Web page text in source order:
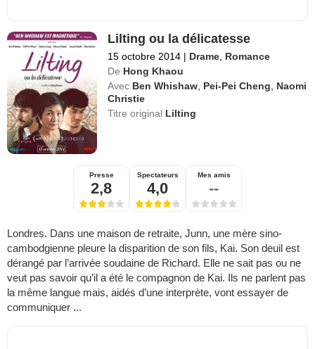
Lilting ou la délicatesse
15 octobre 2014 | Drame, Romance
De Hong Khaou
Avec Ben Whishaw, Pei-Pei Cheng, Naomi
Christie
Titre original Lilting
Presse
2,8
Spectateurs
4,0
Mes amis
--
Londres. Dans une maison de retraite, Junn, une mère sino-
cambodgienne pleure la disparition de son fils, Kai. Son deuil est
dérangé par l’arrivée soudaine de Richard. Elle ne sait pas ou ne
veut pas savoir qu’il a été le compagnon de Kai. Ils ne parlent pas
la même langue mais, aidés d’une interprète, vont essayer de
communiquer ...